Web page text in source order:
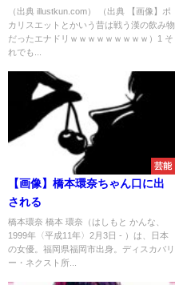
ナドリｗｗｗｗｗｗｗｗｗ
（出典 illustkun.com） （出典 【画像】ポ
カリスエットとかいう昔は戦う漢の飲み物
だったエナドリｗｗｗｗｗｗｗｗｗ）1 そ
れでも...
芸能
【画像】橋本環奈ちゃん口に出
される
橋本環奈 橋本 環奈（はしもと かんな、
1999年〈平成11年〉2月3日 - ）は、日本
の女優。福岡県福岡市出身。ディスカバリ
ー・ネクスト所...